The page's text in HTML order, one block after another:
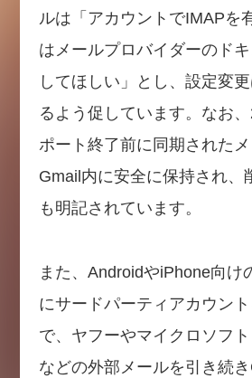
ルは「アカウントでIMAPを
はメールプロバイダーのド
してほしい」とし、設定変
るよう促しています。なお
ポート終了前に同期された
Gmail内に安全に保持され、
も明記されています。
また、AndroidやiPhone向け
にサードパーティアカウン
で、ヤフーやマイクロソフ
などの外部メールを引き続